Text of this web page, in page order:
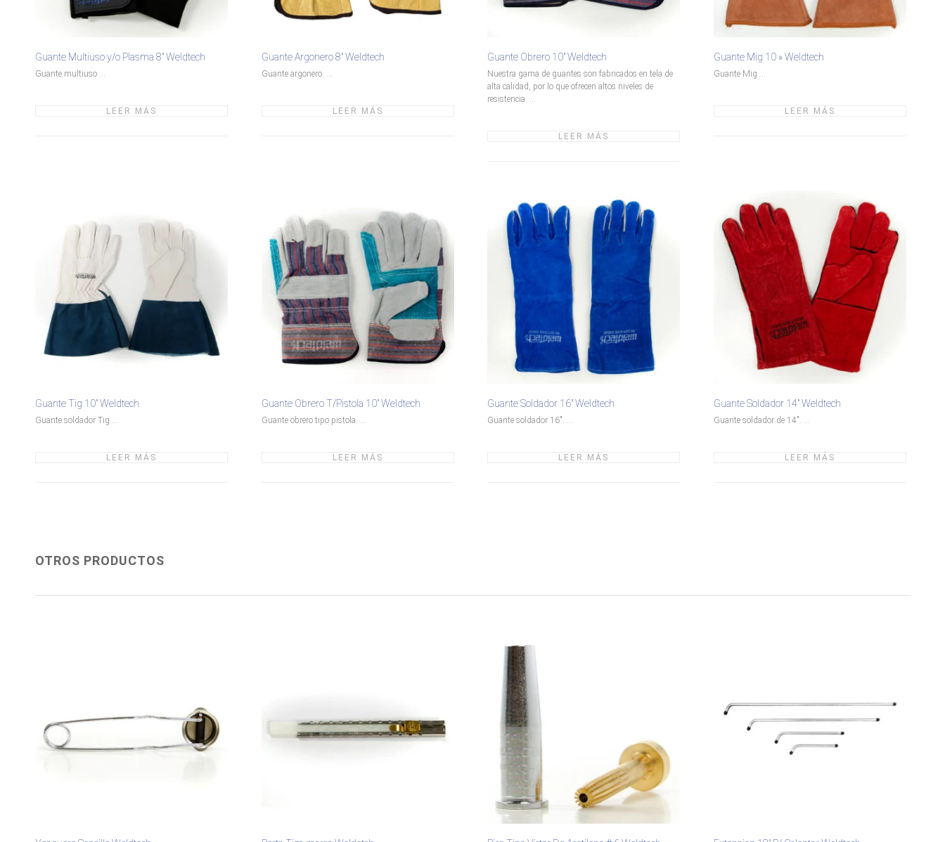
Guante Multiuso y/o Plasma 8″ Weldtech
Guante multiuso ...
LEER MÁS
Guante Argonero 8″ Weldtech
Guante argonero. ...
LEER MÁS
Guante Obrero 10″ Weldtech
Nuestra gama de guantes son fabricados en tela de
alta calidad, por lo que ofrecen altos niveles de
resistencia. ...
LEER MÁS
Guante Mig 10 » Weldtech
Guante Mig ...
LEER MÁS
Guante Tig 10″ Weldtech
Guante soldador Tig ...
LEER MÁS
Guante Obrero T/Pistola 10″ Weldtech
Guante obrero tipo pistola. ...
LEER MÁS
Guante Soldador 16″ Weldtech
Guante soldador 16". ...
LEER MÁS
Guante Soldador 14″ Weldtech
Guante soldador de 14". ...
LEER MÁS
OTROS PRODUCTOS